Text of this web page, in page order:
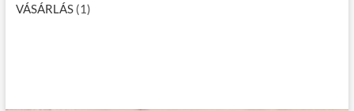
VÁSÁRLÁS(1)